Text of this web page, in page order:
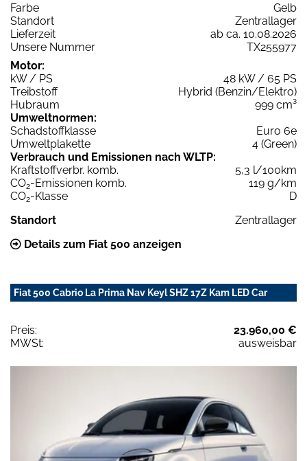
Farbe
Gelb
Standort
Zentrallager
Lieferzeit
ab ca. 10.08.2026
Unsere Nummer
TX255977
Motor:
kW / PS
48 kW / 65 PS
Treibstoff
Hybrid (Benzin/Elektro)
Hubraum
999 cm³
Umweltnormen:
Schadstoffklasse
Euro 6e
Umweltplakette
4 (Green)
Verbrauch und Emissionen nach WLTP:
Kraftstoffverbr. komb.
5,3 l/100km
CO2-Emissionen komb.
119 g/km
CO2-Klasse
D
Standort
Zentrallager
Details zum Fiat 500 anzeigen
Fiat 500 Cabrio La Prima Nav Keyl SHZ 17Z Kam LED Car
Preis:
23.960,00 €
MWSt:
ausweisbar